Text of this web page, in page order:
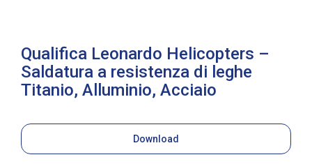
Qualifica Leonardo Helicopters –
Saldatura a resistenza di leghe
Titanio, Alluminio, Acciaio
Download